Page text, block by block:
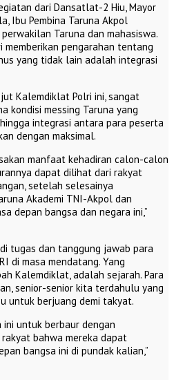
dari Dansatlat-2 Hiu, Mayor
Ibu Pembina Taruna Akpol
Taruna dan mahasiswa.
pengarahan tentang
yang tidak lain adalah integrasi
Kalemdiklat Polri ini, sangat
kondisi messing Taruna yang
integrasi antara para peserta
dengan maksimal.
manfaat kehadiran calon-calon
dapat dilihat dari rakyat
setelah selesainya
Akademi TNI-Akpol dan
depan bangsa dan negara ini,”
tugas dan tanggung jawab para
di masa mendatang. Yang
Kalemdiklat, adalah sejarah. Para
senior-senior kita terdahulu yang
untuk berjuang demi takyat.
untuk berbaur dengan
bahwa mereka dapat
bangsa ini di pundak kalian,”